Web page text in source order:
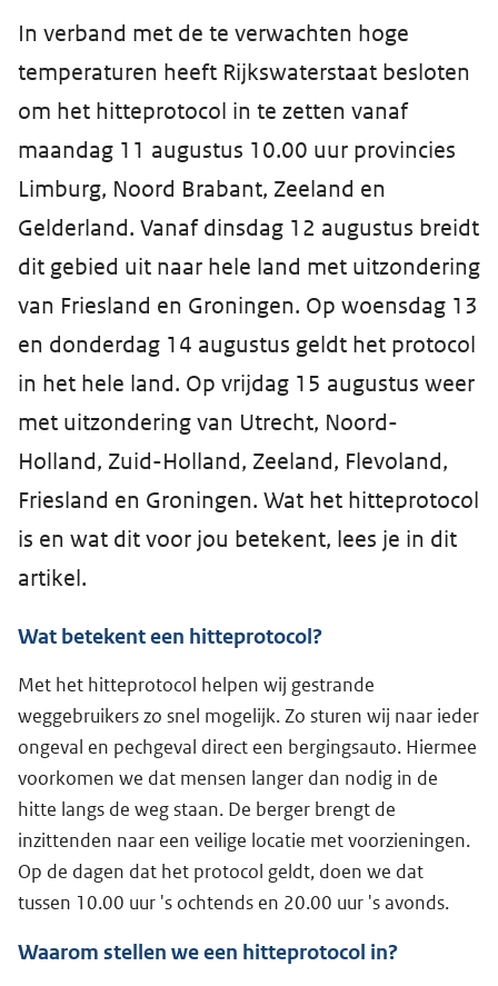
In verband met de te verwachten hoge
temperaturen heeft Rijkswaterstaat besloten
om het hitteprotocol in te zetten vanaf
maandag 11 augustus 10.00 uur provincies
Limburg, Noord Brabant, Zeeland en
Gelderland. Vanaf dinsdag 12 augustus breidt
dit gebied uit naar hele land met uitzondering
van Friesland en Groningen. Op woensdag 13
en donderdag 14 augustus geldt het protocol
in het hele land. Op vrijdag 15 augustus weer
met uitzondering van Utrecht, Noord-
Holland, Zuid-Holland, Zeeland, Flevoland,
Friesland en Groningen. Wat het hitteprotocol
is en wat dit voor jou betekent, lees je in dit
artikel.
Wat betekent een hitteprotocol?
Met het hitteprotocol helpen wij gestrande
weggebruikers zo snel mogelijk. Zo sturen wij naar ieder
ongeval en pechgeval direct een bergingsauto. Hiermee
voorkomen we dat mensen langer dan nodig in de
hitte langs de weg staan. De berger brengt de
inzittenden naar een veilige locatie met voorzieningen.
Op de dagen dat het protocol geldt, doen we dat
tussen 10.00 uur 's ochtends en 20.00 uur 's avonds.
Waarom stellen we een hitteprotocol in?